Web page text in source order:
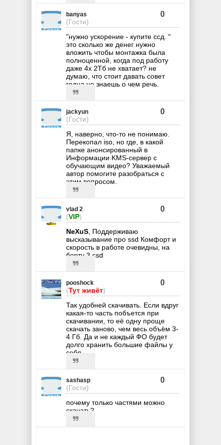
banyas
(Гости)
0
"нужно ускорение - купите ссд. "
это сколько же денег нужно
вложить чтобы монтажка была
полноценной, когда под работу
даже 4х 2Тб не хватает? не
думаю, что стоит давать совет
годна не знаешь о чем речь.
jackyun
(Гости)
0
Я, наверно, что-то не понимаю.
Перекопал iso, но где, в какой
папке анонсированный в
Информации KMS-сервер с
обучающим видео? Уважаемый
автор помогите разобраться с
этим вопросом.
vlad 2
(VIP)
0
NeXuS, Поддерживаю
высказывание про ssd Комфорт и
скорость в работе очевидны, на
борту 3 ssd
pooshock
(Тут живёт)
0
Так удобней скачивать. Если вдруг
какая-то часть побъется при
скачивании, то её одну проще
скачать заново, чем весь объём 3-
4 Гб. Да и не каждый ФО будет
долго хранить большие файлы у
себя.
sashasp
(Гости)
0
почему только частями можно
скачать?